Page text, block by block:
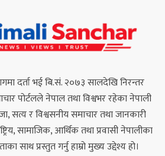
दर्ता भई बि.सं. २०७३ सालदेखि निरन्तर
पोर्टलले नेपाल तथा विश्वभर रहेका नेपाली
सत्य र विश्वसनीय समाचार तथा जानकारी
सामाजिक, आर्थिक तथा प्रवासी नेपालीका
साथ प्रस्तुत गर्नु हाम्रो मुख्य उद्देश्य हो।